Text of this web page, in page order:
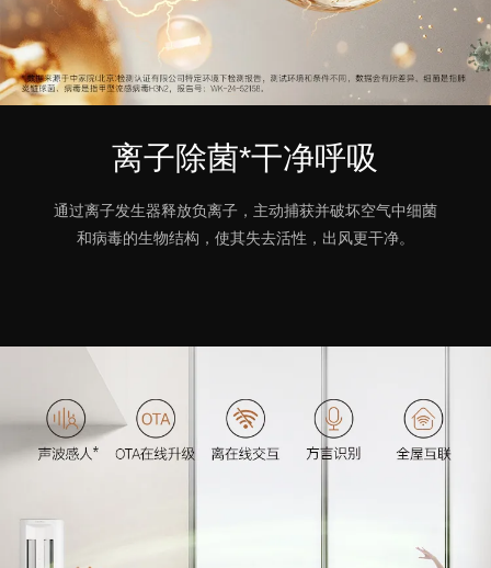
离子除菌*干净呼吸
通过离子发生器释放负离子，主动捕获并破坏空气中细菌
和病毒的生物结构，使其失去活性，出风更干净。